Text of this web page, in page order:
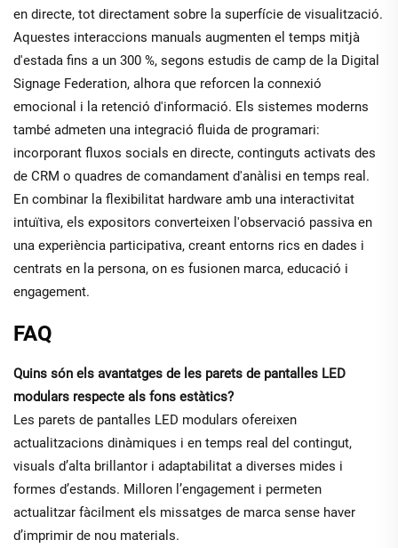
en directe, tot directament sobre la superfície de visualització.
Aquestes interaccions manuals augmenten el temps mitjà
d'estada fins a un 300 %, segons estudis de camp de la Digital
Signage Federation, alhora que reforcen la connexió
emocional i la retenció d'informació. Els sistemes moderns
també admeten una integració fluida de programari:
incorporant fluxos socials en directe, continguts activats des
de CRM o quadres de comandament d'anàlisi en temps real.
En combinar la flexibilitat hardware amb una interactivitat
intuïtiva, els expositors converteixen l'observació passiva en
una experiència participativa, creant entorns rics en dades i
centrats en la persona, on es fusionen marca, educació i
engagement.
FAQ
Quins són els avantatges de les parets de pantalles LED
modulars respecte als fons estàtics?
Les parets de pantalles LED modulars ofereixen
actualitzacions dinàmiques i en temps real del contingut,
visuals d’alta brillantor i adaptabilitat a diverses mides i
formes d’estands. Milloren l’engagement i permeten
actualitzar fàcilment els missatges de marca sense haver
d’imprimir de nou materials.